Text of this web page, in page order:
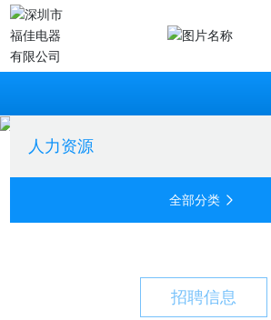
人力资源
全部分类
招聘信息